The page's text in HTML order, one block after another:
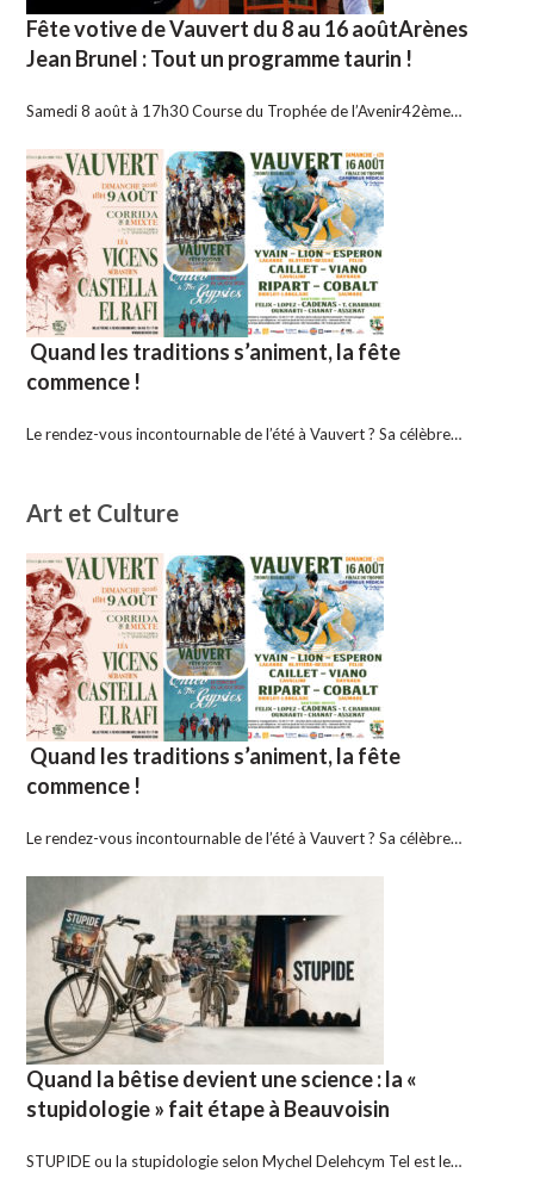
Fête votive de Vauvert du 8 au 16 aoûtArènes
Jean Brunel : Tout un programme taurin !
Samedi 8 août à 17h30 Course du Trophée de l’Avenir42ème…
Quand les traditions s’animent, la fête
commence !
Le rendez-vous incontournable de l’été à Vauvert ? Sa célèbre…
Art et Culture
Quand les traditions s’animent, la fête
commence !
Le rendez-vous incontournable de l’été à Vauvert ? Sa célèbre…
Quand la bêtise devient une science : la «
stupidologie » fait étape à Beauvoisin
STUPIDE ou la stupidologie selon Mychel Delehcym Tel est le…